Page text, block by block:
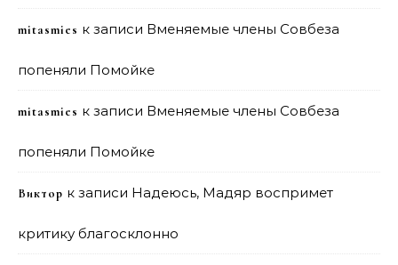
mitasmies к записи Вменяемые члены Совбеза
попеняли Помойке
mitasmies к записи Вменяемые члены Совбеза
попеняли Помойке
Виктор к записи Надеюсь, Мадяр воспримет
критику благосклонно